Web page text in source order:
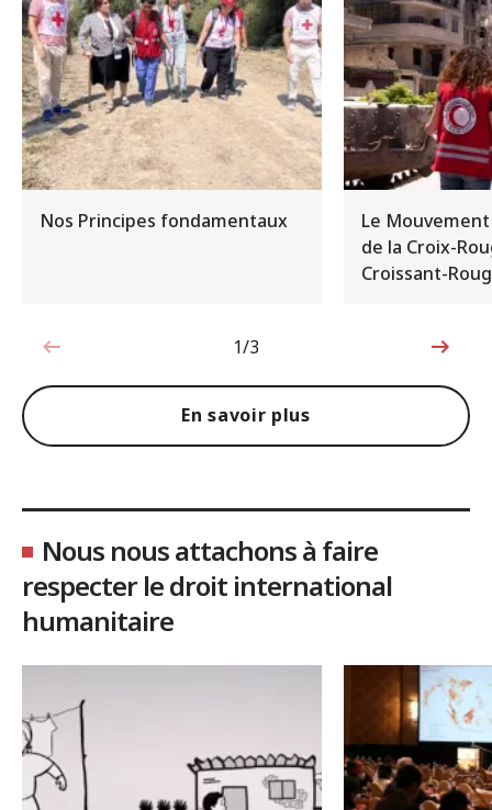
Nos Principes fondamentaux
Le
de la Croix-
Croissant-
1sur3
1/3
En savoir plus
Nous nous attachons à faire
respecter le droit international
humanitaire